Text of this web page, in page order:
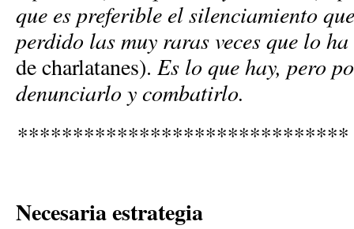
que es preferible el silenciamiento
perdido las muy raras veces que lo
de charlatanes). Es lo que hay, pero
denunciarlo y combatirlo.
******************************
Necesaria estrategia